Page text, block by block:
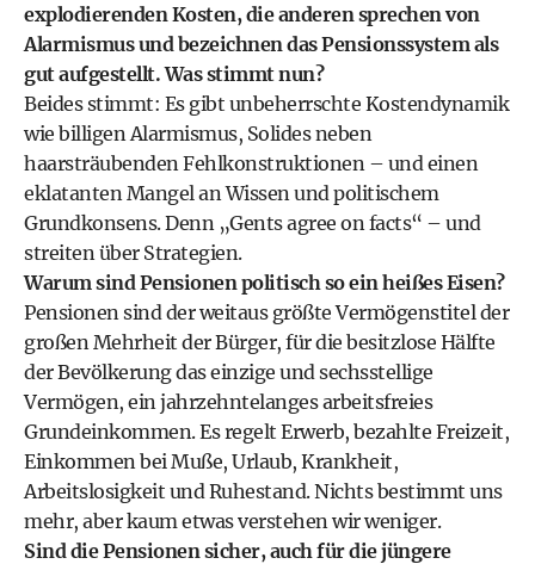
explodierenden Kosten, die anderen sprechen von
Alarmismus und bezeichnen das Pensionssystem als
gut aufgestellt. Was stimmt nun?
Beides stimmt: Es gibt unbeherrschte Kostendynamik
wie billigen Alarmismus, Solides neben
haarsträubenden Fehlkonstruktionen – und einen
eklatanten Mangel an Wissen und politischem
Grundkonsens. Denn „Gents agree on facts“ – und
streiten über Strategien.
Warum sind Pensionen politisch so ein heißes Eisen?
Pensionen sind der weitaus größte Vermögenstitel der
großen Mehrheit der Bürger, für die besitzlose Hälfte
der Bevölkerung das einzige und sechsstellige
Vermögen, ein jahrzehntelanges arbeitsfreies
Grundeinkommen. Es regelt Erwerb, bezahlte Freizeit,
Einkommen bei Muße, Urlaub, Krankheit,
Arbeitslosigkeit und Ruhestand. Nichts bestimmt uns
mehr, aber kaum etwas verstehen wir weniger.
Sind die Pensionen sicher, auch für die jüngere